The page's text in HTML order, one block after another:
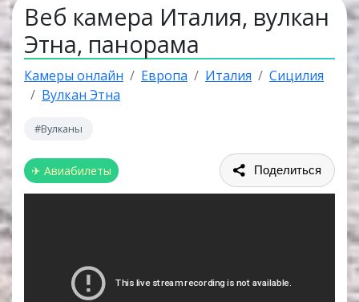
Веб камера Италия, вулкан
Этна, панорама
Камеры онлайн Европа Италия
Сицилия
Вулкан Этна
#Вулканы
✈ Авиабилеты Поделиться